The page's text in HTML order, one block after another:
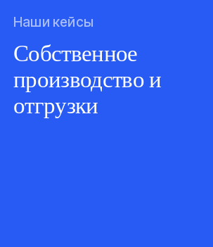
Наши кейсы
Собственное
производство и
отгрузки